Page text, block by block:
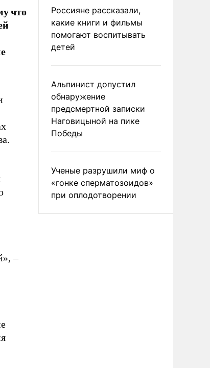
что
–
Россияне рассказали,
какие книги и фильмы
помогают воспитывать
детей
Альпинист допустил
обнаружение
предсмертной записки
Наговицыной на пике
Победы
Ученые разрушили миф о
«гонке сперматозоидов»
при оплодотворении